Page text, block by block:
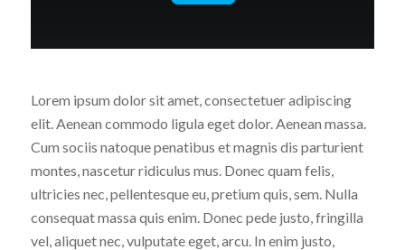
Lorem ipsum dolor sit amet, consectetuer adipiscing
elit. Aenean commodo ligula eget dolor. Aenean massa.
Cum sociis natoque penatibus et magnis dis parturient
montes, nascetur ridiculus mus. Donec quam felis,
ultricies nec, pellentesque eu, pretium quis, sem. Nulla
consequat massa quis enim. Donec pede justo, fringilla
vel, aliquet nec, vulputate eget, arcu. In enim justo,